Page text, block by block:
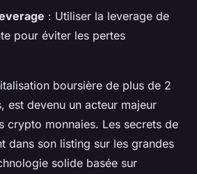
: Utiliser la leverage de
pour éviter les pertes
boursière de plus de 2
est devenu un acteur majeur
crypto monnaies. Les secrets de
dans son listing sur les grandes
solide basée sur